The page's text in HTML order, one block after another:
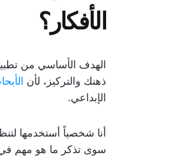
الأفكار؟
الهدف الأساسي من
ذهنك والتركيز، لأن
الإبداعي.
أنا شخصياً أستخدمها
سوى تذكر ما هو مهم